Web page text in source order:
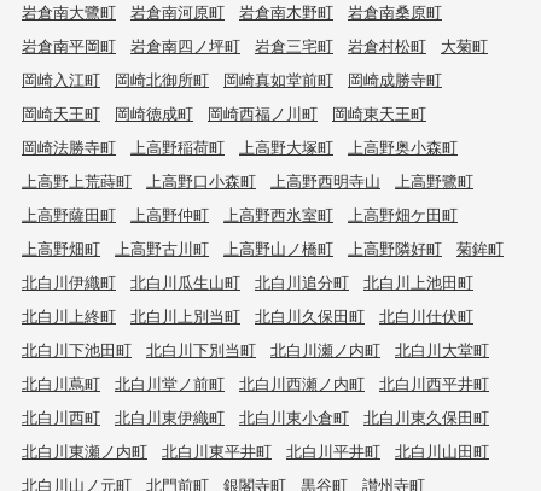
岩倉南大鷺町 岩倉南河原町 岩倉南木野町
岩倉南桑原町
岩倉南平岡町
岩倉南四ノ坪町 岩倉三宅町 岩倉村松町
大菊町
岡崎入江町
岡崎北御所町 岡崎真如堂前町
岡崎成勝寺町
岡崎天王町
岡崎徳成町 岡崎西福ノ川町
岡崎東天王町
岡崎法勝寺町
上高野稲荷町 上高野大塚町
上高野奥小森町
上高野上荒蒔町
上高野口小森町 上高野西明寺山
上高野鷺町
上高野薩田町
上高野仲町 上高野西氷室町
上高野畑ケ田町
上高野畑町
上高野古川町 上高野山ノ橋町 上高野隣好町
菊鉾町
北白川伊織町
北白川瓜生山町 北白川追分町
北白川上池田町
北白川上終町
北白川上別当町 北白川久保田町
北白川仕伏町
北白川下池田町
北白川下別当町 北白川瀬ノ内町
北白川大堂町
北白川蔦町
北白川堂ノ前町 北白川西瀬ノ内町
北白川西平井町
北白川西町
北白川東伊織町 北白川東小倉町
北白川東久保田町
北白川東瀬ノ内町
北白川東平井町 北白川平井町
北白川山田町
北白川山ノ元町
北門前町 銀閣寺町 黒谷町
讃州寺町